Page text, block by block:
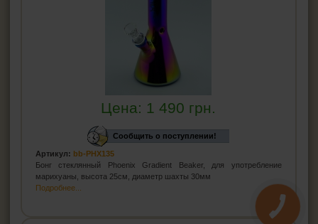
Цена: 1 490 грн.
Сообщить о поступлении!
Артикул: bb-PHX135
Бонг стеклянный Phoenix Gradient Beaker, для употребление
марихуаны, высота 25см, диаметр шахты 30мм
Подробнее...